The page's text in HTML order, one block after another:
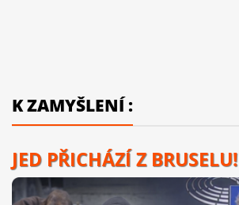
K ZAMYŠLENÍ :
JED PŘICHÁZÍ Z BRUSELU!